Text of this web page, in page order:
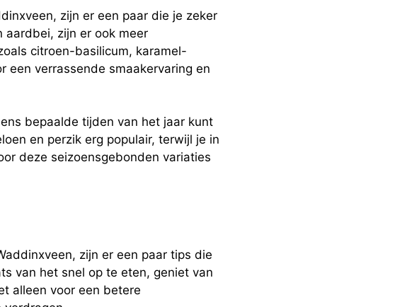
zijn er een paar die je zeker
aardbei, zijn er ook meer
citroen-basilicum, karamel-
een verrassende smaakervaring en
bepaalde tijden van het jaar kunt
en perzik erg populair, terwijl je in
deze seizoensgebonden variaties
zijn er een paar tips die
van het snel op te eten, geniet van
alleen voor een betere